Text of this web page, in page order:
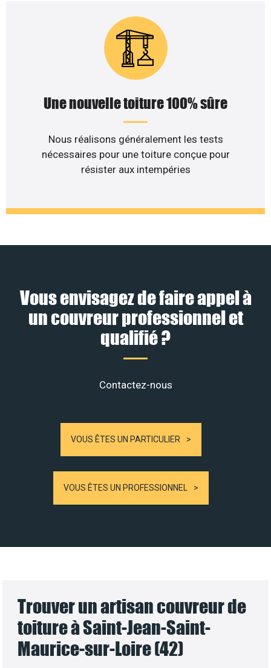
Une nouvelle toiture 100% sûre
Nous réalisons généralement les tests
nécessaires pour une toiture conçue pour
résister aux intempéries
Vous envisagez de faire appel à
un couvreur professionnel et
qualifié ?
Contactez-nous
VOUS ÊTES UN PARTICULIER
VOUS ÊTES UN PROFESSIONNEL
Trouver un artisan couvreur de
toiture à Saint-Jean-Saint-
Maurice-sur-Loire (42)